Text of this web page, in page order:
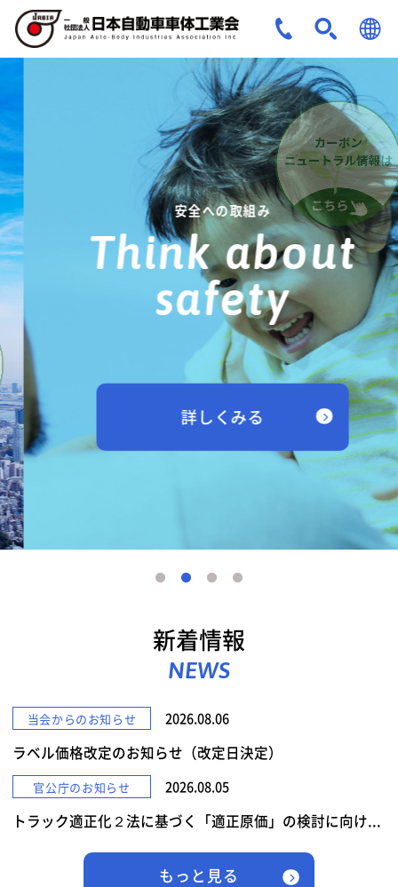
ENG
安全への取組み
Think about
safety
詳しくみる
新着情報
NEWS
当会からのお知らせ 2026.08.06
ラベル価格改定のお知らせ（改定日決定）
官公庁のお知らせ 2026.08.05
トラック適正化２法に基づく「適正原価」の検討に向け...
もっと見る